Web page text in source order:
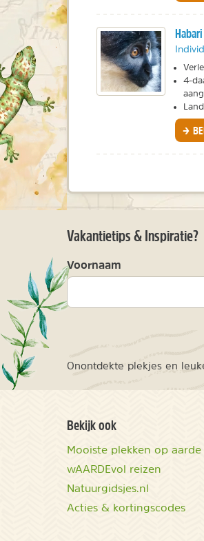
4-
Vakantietips & Inspiratie?
Voornaam
Onontdekte plekjes en
Bekijk ook
Mooiste plekken op aarde
wAARDEvol reizen
Natuurgidsjes.nl
Acties & kortingscodes